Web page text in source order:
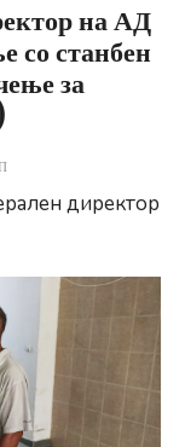
на АД
со станбен
за
директор